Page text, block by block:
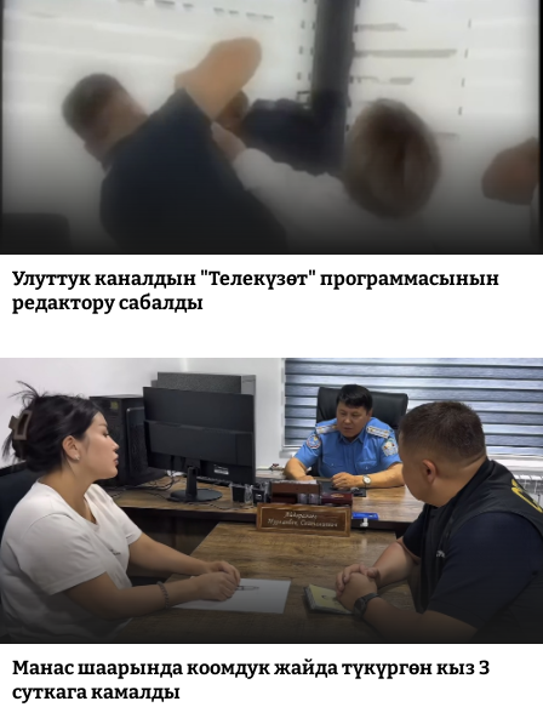
Улуттук каналдын "Телекүзөт" программасынын
редактору сабалды
Манас шаарында коомдук жайда түкүргөн кыз 3
суткага камалды